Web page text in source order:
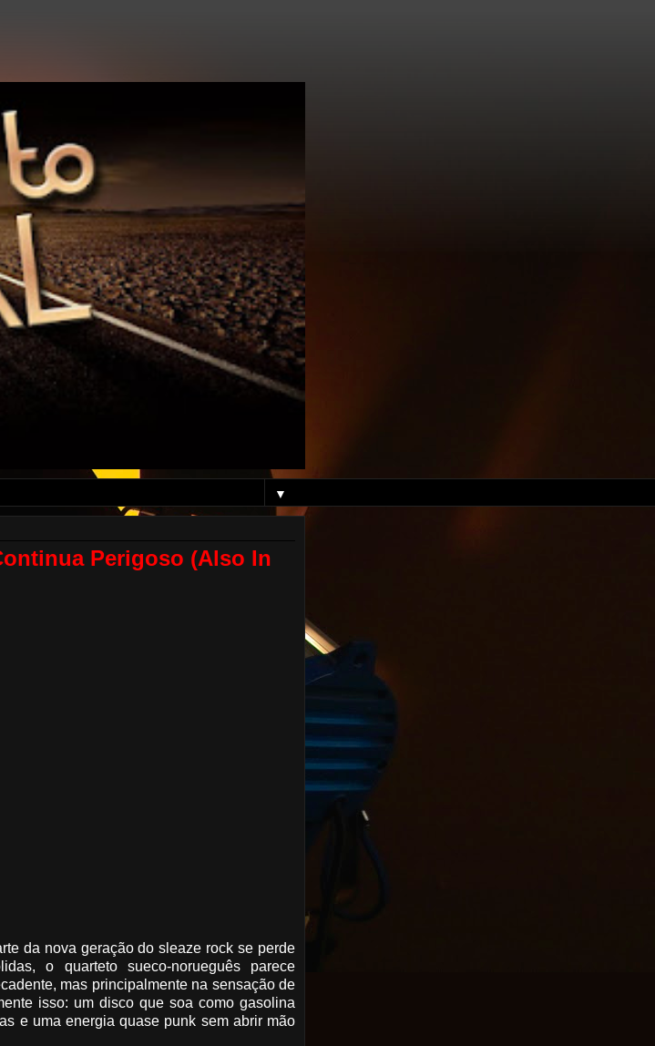
▼
Perigoso (Also In
da nova geração do sleaze rock se perde
o quarteto sueco-norueguês parece
mas principalmente na sensação de
isso: um disco que soa como gasolina
e uma energia quase punk sem abrir mão